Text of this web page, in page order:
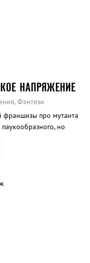
НАПРЯЖЕНИЕ
Фэнтези
франшизы про мутанта
но